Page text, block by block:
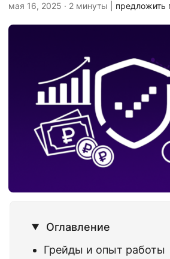
мая 16, 2025 · 2 минуты | предложить
Оглавление
Грейды и опыт работы